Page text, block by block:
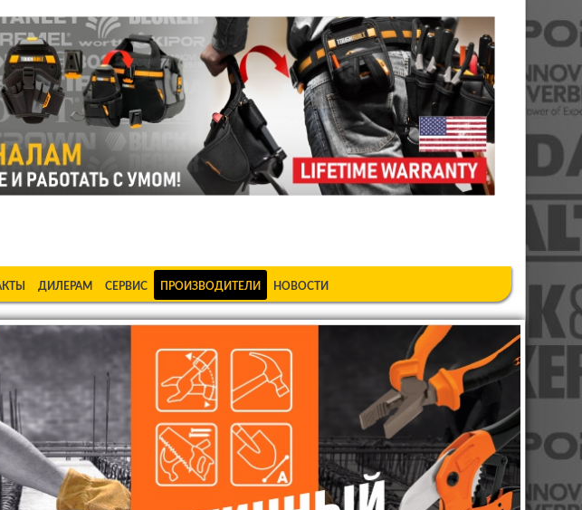
ДИЛЕРАМ СЕРВИС ПРОИЗВОДИТЕЛИ НОВОСТИ